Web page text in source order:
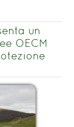
un
OECM